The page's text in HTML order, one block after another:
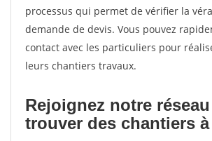
processus qui permet de vérifier la
demande de devis. Vous pouvez
contact avec les particuliers pour
leurs chantiers travaux.
Rejoignez notre
trouver des chantiers